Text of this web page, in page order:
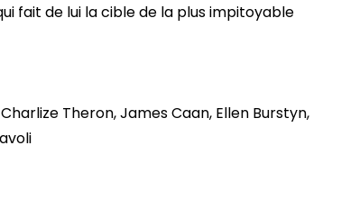
fait de lui la cible de la plus impitoyable
Theron, James Caan, Ellen Burstyn,